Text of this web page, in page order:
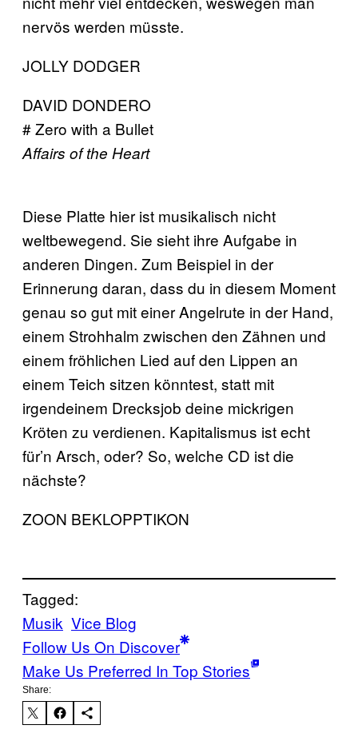
nervös werden müsste.
JOLLY DODGER
DAVID DONDERO
# Zero with a Bullet
Affairs of the Heart
Diese Platte hier ist musikalisch nicht
weltbewegend. Sie sieht ihre Aufgabe in
anderen Dingen. Zum Beispiel in der
Erinnerung daran, dass du in diesem Moment
genau so gut mit einer Angelrute in der Hand,
einem Strohhalm zwischen den Zähnen und
einem fröhlichen Lied auf den Lippen an
einem Teich sitzen könntest, statt mit
irgendeinem Drecksjob deine mickrigen
Kröten zu verdienen. Kapitalismus ist echt
für’n Arsch, oder? So, welche CD ist die
nächste?
ZOON BEKLOPPTIKON
Tagged:
Musik Vice Blog
Follow Us On Discover
Make Us Preferred In Top Stories
Share: